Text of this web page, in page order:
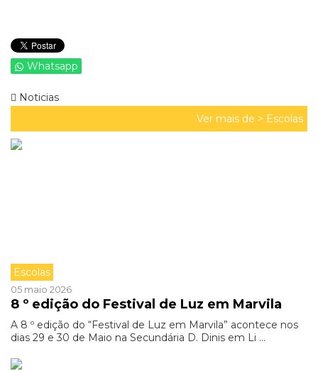
Whatsapp
Noticias
Ver mais de > Escolas
Escolas
05 maio 2026
8 º edição do Festival de Luz em Marvila
A 8 º edição do “Festival de Luz em Marvila” acontece nos
dias 29 e 30 de Maio na Secundária D. Dinis em Li ...